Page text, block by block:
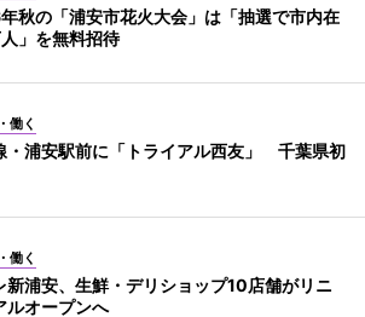
秋の「浦安市花火大会」は「抽選で市内在
」を無料招待
働く
・浦安駅前に「トライアル西友」 千葉県初
働く
新浦安、生鮮・デリショップ10店舗がリニ
ルオープンへ